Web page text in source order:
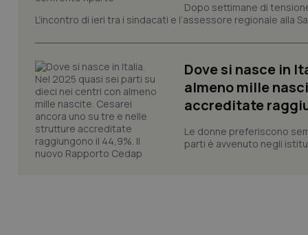
Dopo settimane di
L’incontro di ieri tra i sindacati e l’assessore regionale alla
Dove si nasce in
almeno mille
accreditate
Le donne preferiscono
parti è avvenuto negli
_ga_0VMQEQKQ1N
Nome